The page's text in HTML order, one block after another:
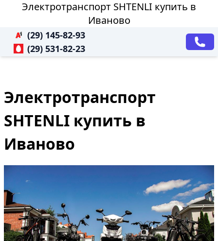
Электротранспорт SHTENLI купить в
Иваново
(29) 145-82-93
(29) 531-82-23
Электротранспорт
SHTENLI купить в
Иваново